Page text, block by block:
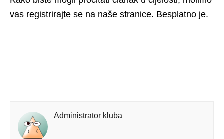
vas registrirajte se na naše stranice. Besplatno je.
Administrator kluba